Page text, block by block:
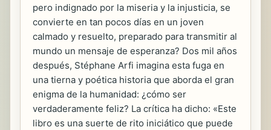
pero indignado por la miseria y la injusticia, se
convierte en tan pocos días en un joven
calmado y resuelto, preparado para transmitir al
mundo un mensaje de esperanza? Dos mil años
después, Stéphane Arfi imagina esta fuga en
una tierna y poética historia que aborda el gran
enigma de la humanidad: ¿cómo ser
verdaderamente feliz? La crítica ha dicho: «Este
libro es una suerte de rito iniciático que puede